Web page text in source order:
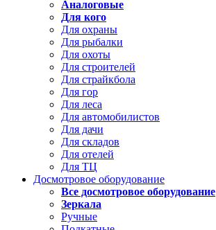
Аналоговые
Для кого
Для охраны
Для рыбалки
Для охоты
Для строителей
Для страйкбола
Для гор
Для леса
Для автомобилистов
Для дачи
Для складов
Для отелей
Для ТЦ
Досмотровое оборудование
Все досмотровое оборудование
Зеркала
Ручные